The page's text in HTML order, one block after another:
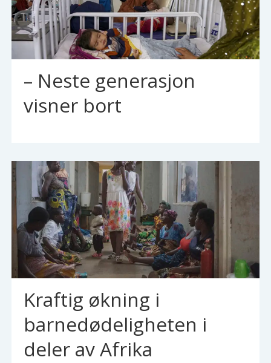
– Neste generasjon
visner bort
Kraftig økning i
barnedødeligheten i
deler av Afrika